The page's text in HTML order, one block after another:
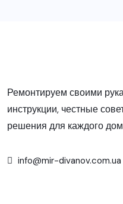
Ремонтируем своими
инструкции, честные
решения для каждого
info@mir-divanov.com.ua